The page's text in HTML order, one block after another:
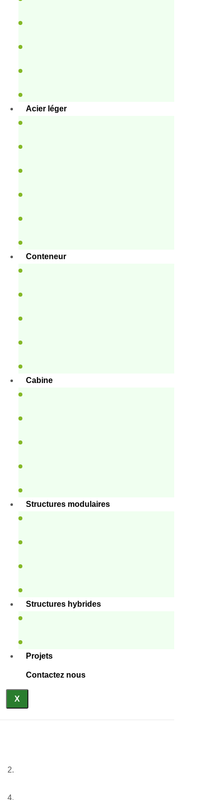
Acier léger
Conteneur
Cabine
Structures modulaires
Structures hybrides
Projets
Contactez nous
X